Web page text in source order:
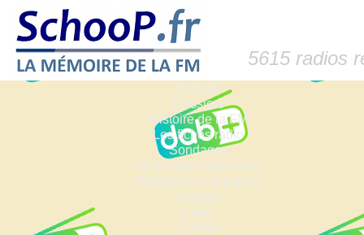
5615 radios
Accueil
Dossiers
Histoire de la FM
Les fiches radio
Sondages
Anciennes fréquences
Fréquences actuelles
Lexique
Liens
Contact